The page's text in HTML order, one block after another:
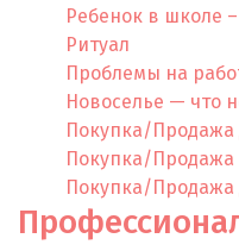
Ребенок в школе
Ритуал
Проблемы на
Новоселье — что
Покупка/Продажа
Покупка/
Покупка/Продажа